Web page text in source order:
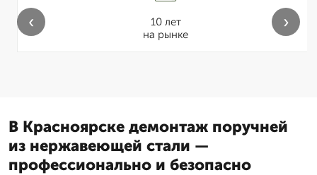
10 лет
на рынке
‹ ›
В Красноярске демонтаж поручней
из нержавеющей стали —
профессионально и безопасно